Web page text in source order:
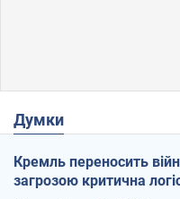
Думки
Кремль переносить
загрозою критична